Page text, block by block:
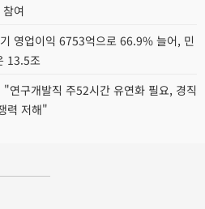
여
영업이익 6753억으로 66.9% 늘어, 민
13.5조
"연구개발직 주52시간 유연화 필요, 경직
력 저해"